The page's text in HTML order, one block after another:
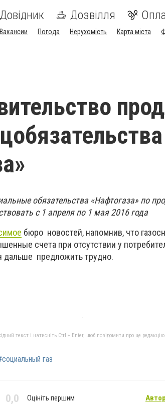
Довідник Дозвілля
Вакансии Погода Нерухомість Карта міста
обязательства «Нафтогаза» по
с 1 апреля по 1 мая 2016 года
бюро новостей, напомнив, что
счета при отсутствии у
дальше предложить трудно.
текст і натисніть Ctrl + Enter, щоб повідомити про це редакцію
газ
0,0 Оцініть першим